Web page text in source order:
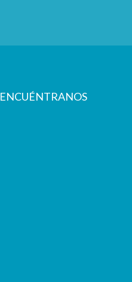
ENCUÉNTRANOS